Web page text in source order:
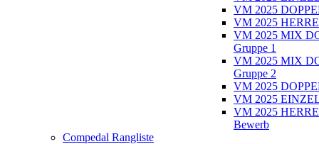
VM 2025
VM 2025
VM 2025 MIX
Gruppe 1
VM 2025 MIX
Gruppe 2
VM 2025
VM 2025
VM 2025
Bewerb
Compedal Rangliste